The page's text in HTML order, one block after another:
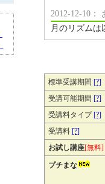
2012-12-10：
月のリズム
標準受講期間 [?]
受講可能期間 [?]
受講料タイプ[?]
受講料 [?]
お試し講座[無料]
プチまな